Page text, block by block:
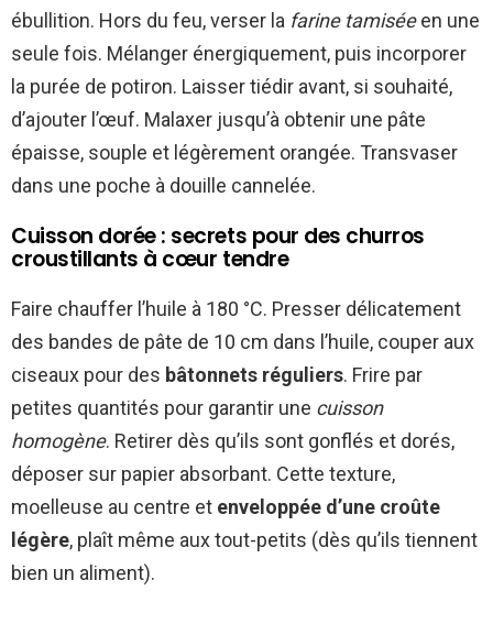
ébullition. Hors du feu, verser la farine tamiséeen une
seule fois. Mélanger énergiquement, puis incorporer
la purée de potiron. Laisser tiédir avant, si souhaité,
d’ajouter l’œuf. Malaxer jusqu’à obtenir une pâte
épaisse, souple et légèrement orangée. Transvaser
dans une poche à douille cannelée.
Cuisson dorée : secrets pour des churros
croustillants à cœur tendre
Faire chauffer l’huile à 180 °C. Presser délicatement
des bandes de pâte de 10 cm dans l’huile, couper aux
ciseaux pour des bâtonnets réguliers. Frire par
petites quantités pour garantir une cuisson
homogène. Retirer dès qu’ils sont gonflés et dorés,
déposer sur papier absorbant. Cette texture,
moelleuse au centre et enveloppée d’une croûte
légère, plaît même aux tout-petits (dès qu’ils tiennent
bien un aliment).